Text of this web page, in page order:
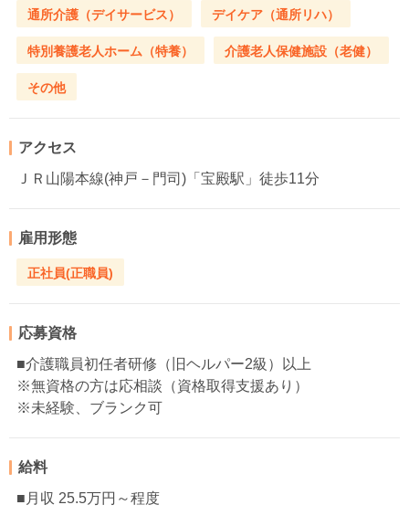
通所介護（デイサービス） デイケア（通所リハ）
特別養護老人ホーム（特養） 介護老人保健施設（老健）
その他
アクセス
ＪＲ山陽本線(神戸－門司)「宝殿駅」徒歩11分
雇用形態
正社員(正職員)
応募資格
■介護職員初任者研修（旧ヘルパー2級）以上
※無資格の方は応相談（資格取得支援あり）
※未経験、ブランク可
給料
■月収 25.5万円～程度